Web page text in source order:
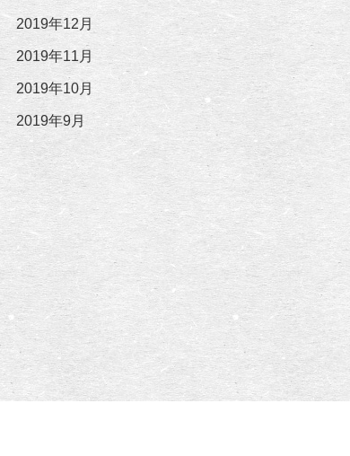
2019年12月
2019年11月
2019年10月
2019年9月